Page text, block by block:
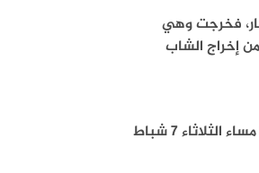
فخرجت وهي
إخراج الشاب
ذكر الدفاع المدني إن “شام” التي كانت تغني لحن الحياة تحت الأنقاض تمكنت فرقه من إنقاذها مساء الثلاثاء 7 شباط